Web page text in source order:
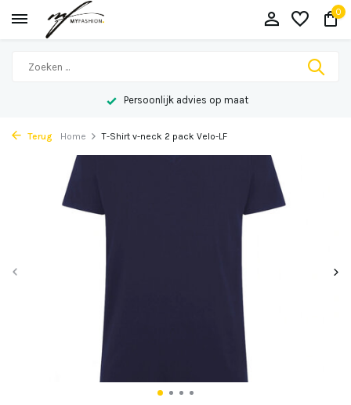
0
Persoonlijk advies op maat
Terug Home T-Shirt v-neck 2 pack Velo-LF